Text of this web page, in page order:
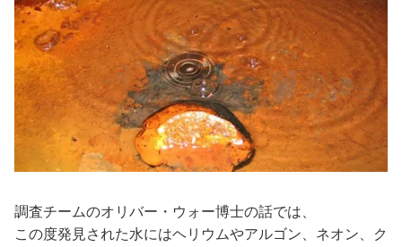
調査チームのオリバー・ウォー博士の話では、
この度発見された水にはヘリウムやアルゴン、ネオン、ク